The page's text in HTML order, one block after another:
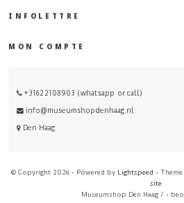
INFOLETTRE
MON COMPTE
+31622108903 (whatsapp or call)
info@museumshopdenhaag.nl
Den Haag
© Copyright 2026 - Powered by Lightspeed - Theme
site
Museumshop Den Haag / -